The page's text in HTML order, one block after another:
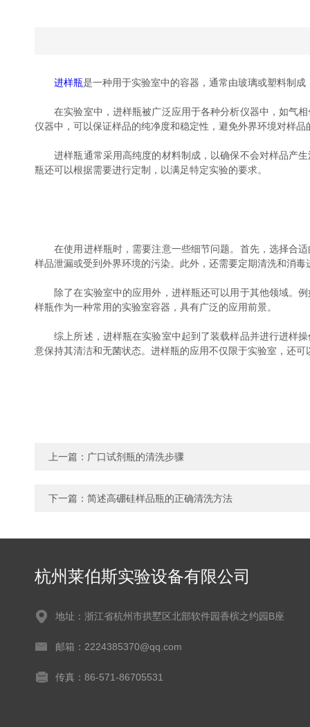
进样瓶是一种用于实验室中的容器，通常由玻璃或塑料制
在实验室中，进样瓶被广泛应用于各种分析仪器中，如气相
仪器中，可以保证样品的纯净度和稳定性，避免外界环境对样品
进样瓶通常采用高纯度的材料制成，以确保不会对样品产生
瓶还可以根据需要进行定制，以满足特定实验的要求。
在使用进样瓶时，需要注意一些细节问题。首先，选择合适
样品泄漏或受到外界环境的污染。此外，还需要定期清洗和消
除了在实验室中的应用外，进样瓶还可以用于其他领域。例
样瓶作为一种常用的实验室容器，具有广泛的应用前景。
综上所述，进样瓶在实验室中起到了装载样品并进行进样操
意保持其清洁和无菌状态。进样瓶的应用不仅限于实验室，还
上一篇： 广口试剂瓶的清洗步骤
下一篇： 简述高硼硅样品瓶的正确清洗方法
杭州莱伯斯实验设备有限公司
地址：浙江省杭州市拱墅区北部软件园香槟之约园B座
邮箱：2224385370@qq.com
传真：86-571-86705531